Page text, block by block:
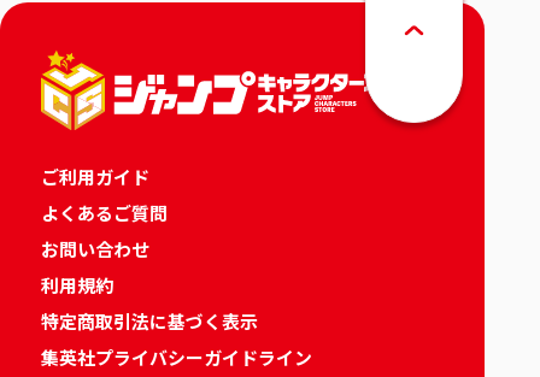
ご利用ガイド
よくあるご質問
お問い合わせ
利用規約
特定商取引法に基づく表示
集英社プライバシーガイドライン